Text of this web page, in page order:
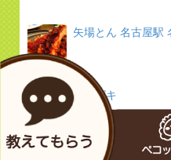
矢場とん 名古屋駅
イチビキ